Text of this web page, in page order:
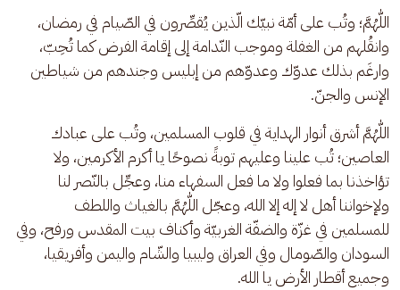
اللّٰهُمَّ؛ وتُب على أمّة نبيّك الّذين يُقصِّرون في الصّيام في رمضان،
وانقُلهم من الغفلة وموجب النّدامة إلى إقامة الفرض كما تُحِبّ،
وارغَم بذلك عدوّك وعدوّهم من إبليس وجندهم من شياطين
الإنس والجنّ.
اللّٰهُمَّ أشرق أنوار الهداية في قلوب المسلمين، وتُب على عبادك
العاصين؛ تُب علينا وعليهم توبةً نصوحًا يا أكرم الأكرمين، ولا
تؤاخذنا بما فعلوا ولا ما فعل السفهاء منا، وعجِّل بالنّصر لنا
ولإخواننا أهل لا إله إلا الله، وعجّل اللّٰهُمَّ بالغياث واللطف
للمسلمين في غزّة والضفّة الغربيّة وأكناف بيت المقدس ورفح، وفي
السودان والصّومال وفي العراق وليبيا والشّام واليمن وأفريقيا،
وجميع أقطار الأرض يا الله.